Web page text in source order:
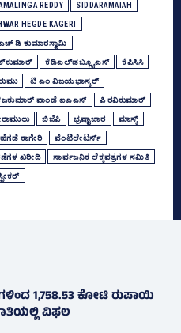
REDDY SIDDARAMAIAH
HEGDE KAGERI
ಡಿ ಕುಮಾರಸ್ವಾಮಿ
ಕೆಡಿಎಲ್‌ಡಬ್ಲ್ಯೂಎಸ್‌ ಕೆಪಿಸಿಸಿ
ಟಿ ಎಂ ವಿಜಯಭಾಸ್ಕರ್‌
ಪಾಂಡೆ ಐಎಎಸ್‌ ಪಿ ರವಿಕುಮಾರ್‌
ಬಿಜೆಪಿ ಭ್ರಷ್ಟಾಚಾರ ಮಾಸ್ಕ್
ಹೆಗಡೆ ಕಾಗೇರಿ ವೆಂಟಿಲೇಟರ್ಸ್‌
ಖರೀದಿ ಸಾರ್ವಜನಿಕ ಲೆಕ್ಕಪತ್ರಗಳ ಸಮಿತಿ
1,758.53 ಕೋಟಿ ರುಪಾಯಿ
ವಿಫಲ